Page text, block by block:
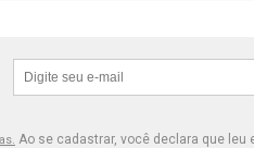
Ao se cadastrar, você declara que leu